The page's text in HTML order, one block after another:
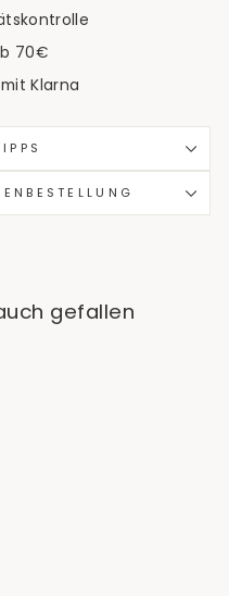
70€
Klarna
gefallen